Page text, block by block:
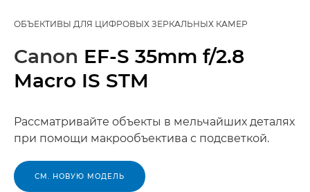
ОБЪЕКТИВЫ ДЛЯ ЦИФРОВЫХ ЗЕРКАЛЬНЫХ КАМЕР
Canon EF-S 35mm f/2.8
Macro IS STM
Рассматривайте объекты в мельчайших деталях
при помощи макрообъектива с подсветкой.
СМ. НОВУЮ МОДЕЛЬ